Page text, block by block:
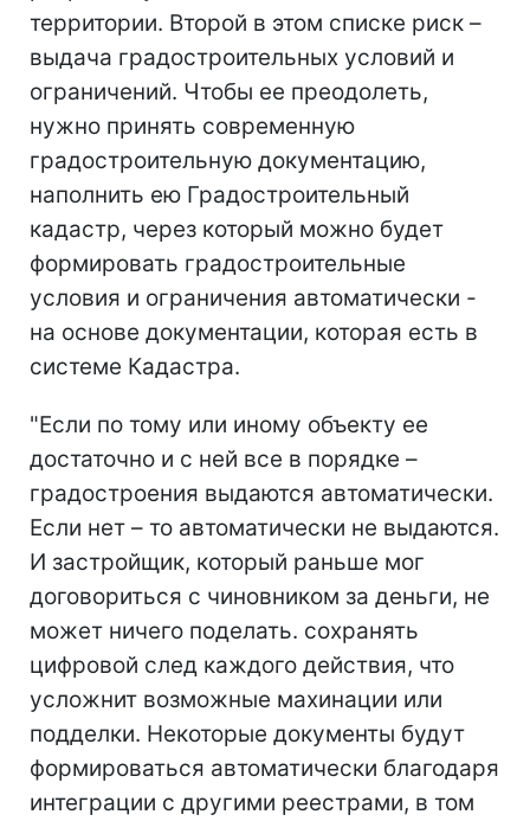
территории. Второй в этом списке риск –
выдача градостроительных условий и
ограничений. Чтобы ее преодолеть,
нужно принять современную
градостроительную документацию,
наполнить ею Градостроительный
кадастр, через который можно будет
формировать градостроительные
условия и ограничения автоматически -
на основе документации, которая есть в
системе Кадастра.
"Если по тому или иному объекту ее
достаточно и с ней все в порядке –
градостроения выдаются автоматически.
Если нет – то автоматически не выдаются.
И застройщик, который раньше мог
договориться с чиновником за деньги, не
может ничего поделать. сохранять
цифровой след каждого действия, что
усложнит возможные махинации или
подделки. Некоторые документы будут
формироваться автоматически благодаря
интеграции с другими реестрами, в том